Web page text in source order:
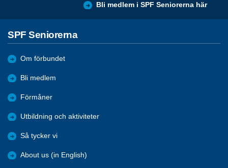
Bli medlem i SPF Seniorerna här
SPF Seniorerna
Om förbundet
Bli medlem
Förmåner
Utbildning och aktiviteter
Så tycker vi
About us (in English)